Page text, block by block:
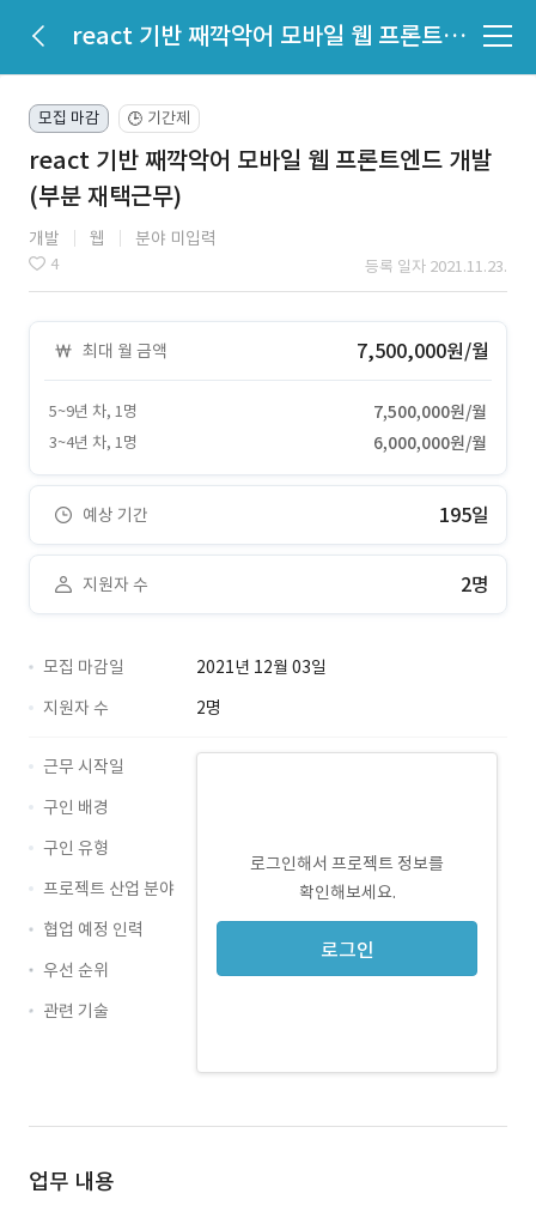
react 기반 째깍악어 모바일 웹 프론트엔드 개발(부분 재택근무)
모집 마감 🕒 기간제
react 기반 째깍악어 모바일 웹 프론트엔드 개발
(부분 재택근무)
개발 웹 분야 미입력
4 등록 일자 2021.11.23.
최대 월 금액 7,500,000원/월
5~9년 차, 1명 7,500,000원/월
3~4년 차, 1명 6,000,000원/월
예상 기간 195일
지원자 수 2명
모집 마감일
2021년 12월 03일
지원자 수
2명
로그인해서 프로젝트 정보를
확인해보세요.
로그인
근무 시작일
구인 배경
구인 유형
프로젝트 산업 분야
협업 예정 인력
우선 순위
관련 기술
업무 내용